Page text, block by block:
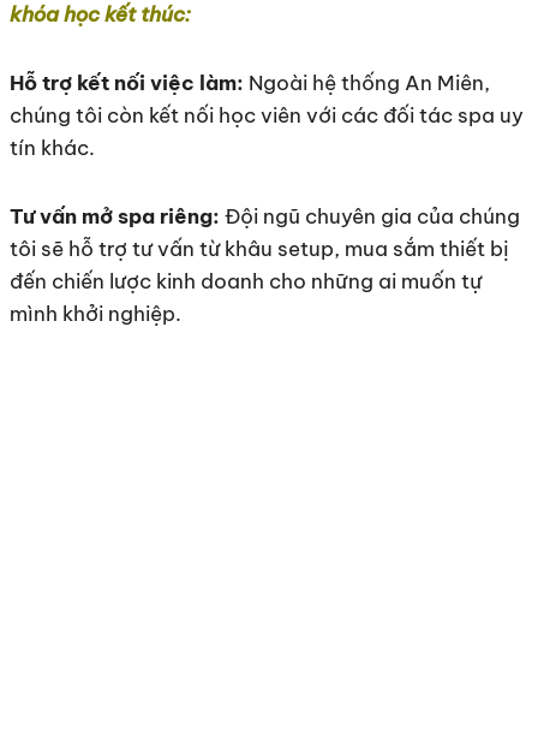
khóa học kết thúc:
Hỗ trợ kết nối việc làm: Ngoài hệ thống An Miên,
chúng tôi còn kết nối học viên với các đối tác spa uy
tín khác.
Tư vấn mở spa riêng: Đội ngũ chuyên gia của chúng
tôi sẽ hỗ trợ tư vấn từ khâu setup, mua sắm thiết bị
đến chiến lược kinh doanh cho những ai muốn tự
mình khởi nghiệp.